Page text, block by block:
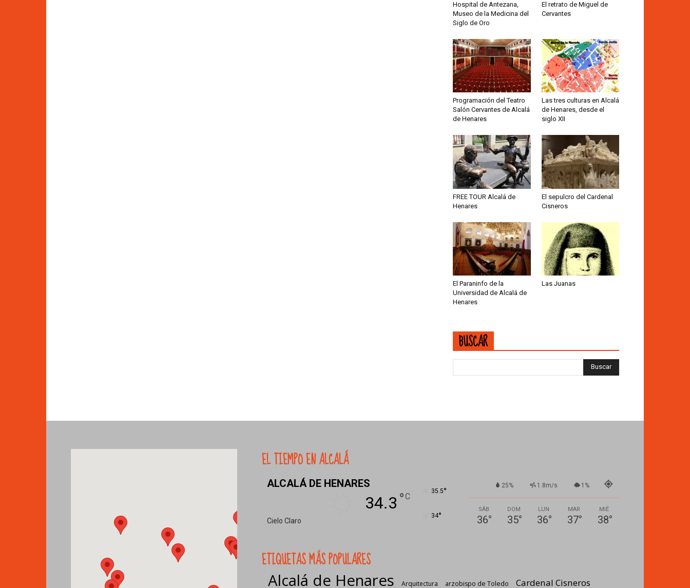
Hospital de Antezana,
Museo de la Medicina del
Siglo de Oro
El retrato de Miguel de
Cervantes
Programación del Teatro
Salón Cervantes de Alcalá
de Henares
Las tres culturas en Alcalá
de Henares, desde el
siglo XII
FREE TOUR Alcalá de
Henares
El sepulcro del Cardenal
Cisneros
El Paraninfo de la
Universidad de Alcalá de
Henares
Las Juanas
BUSCAR
EL TIEMPO EN ALCALÁ
ALCALÁ DE HENARES
Cielo Claro
34.3 °C
35.5°
34°
25% 1.8m/s 1%
SÁB
36°
DOM
35°
LUN
36°
MAR
37°
MIÉ
38°
ETIQUETAS MÁS POPULARES
Alcalá de Henares Arquitectura arzobispo de Toledo Cardenal Cisneros